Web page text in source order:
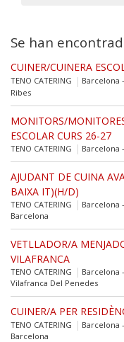
Se han
CUINER/CUINERA
TENO CATERING
Barcelona
Ribes
MONITORS/
ESCOLAR CURS 26-27
TENO CATERING Barcelona
AJUDANT DE CUINA
BAIXA IT)(H/D)
TENO CATERING
Barcelona
Barcelona
VETLLADOR/A
VILAFRANCA
TENO CATERING
Barcelona
Vilafranca Del Penedes
CUINER/A PER
TENO CATERING
Barcelona
Barcelona